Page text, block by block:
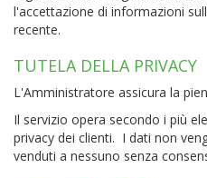
l'accettazione di informazioni
recente.
TUTELA DELLA PRIVACY
L'Amministratore assicura la
Il servizio opera secondo i più
privacy dei clienti. I dati non
venduti a nessuno senza